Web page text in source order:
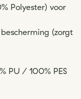
Polyester) voor
(zorgt
PU / 100% PES